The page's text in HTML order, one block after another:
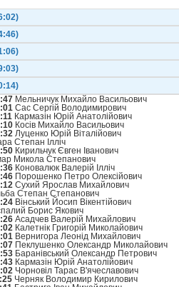
Мельничук Михайло Васильович
Сас Сергій Володимирович
Кармазін Юрій Анатолійович
Косів Михайло Васильович
Луценко Юрій Віталійович
Степан Ілліч
Кирильчук Євген Іванович
Микола Степанович
Коновалюк Валерій Ілліч
Порошенко Петро Олексійович
Сухий Ярослав Михайлович
Степан Степанович
Вінський Йосип Вікентійович
Борис Якович
Асадчев Валерій Михайлович
Калетнік Григорій Миколайович
Вернигора Леонід Михайлович
Пеклушенко Олександр Миколайович
Баранівський Олександр Петрович
Кармазін Юрій Анатолійович
Чорновіл Тарас В'ячеславович
Черняк Володимир Кирилович